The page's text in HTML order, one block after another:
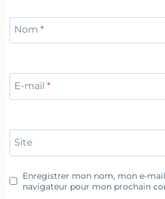
Nom *
E-mail *
Site
Enregistrer mon nom, mon e-
navigateur pour mon prochain